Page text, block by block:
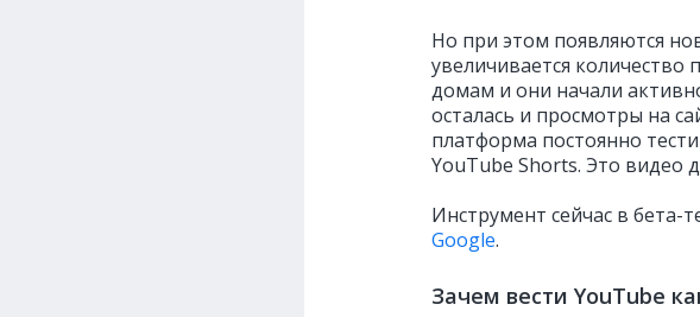
Но при этом появляются
увеличивается
домам и они начали
осталась и просмотры на
платформа постоянно
YouTube Shorts. Это видео
Инструмент сейчас в бета-
Google.
Зачем вести YouTube